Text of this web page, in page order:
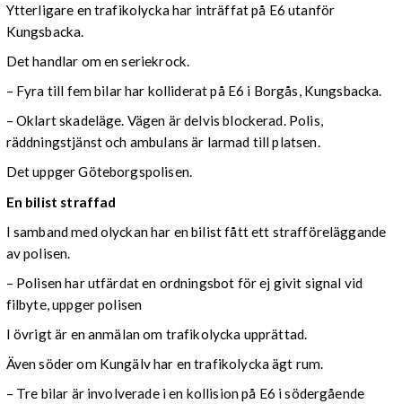
Ytterligare en trafikolycka har inträffat på E6 utanför
Kungsbacka.
Det handlar om en seriekrock.
– Fyra till fem bilar har kolliderat på E6 i Borgås, Kungsbacka.
– Oklart skadeläge. Vägen är delvis blockerad. Polis,
räddningstjänst och ambulans är larmad till platsen.
Det uppger Göteborgspolisen.
En bilist straffad
I samband med olyckan har en bilist fått ett strafföreläggande
av polisen.
– Polisen har utfärdat en ordningsbot för ej givit signal vid
filbyte, uppger polisen
I övrigt är en anmälan om trafikolycka upprättad.
Även söder om Kungälv har en trafikolycka ägt rum.
– Tre bilar är involverade i en kollision på E6 i södergående